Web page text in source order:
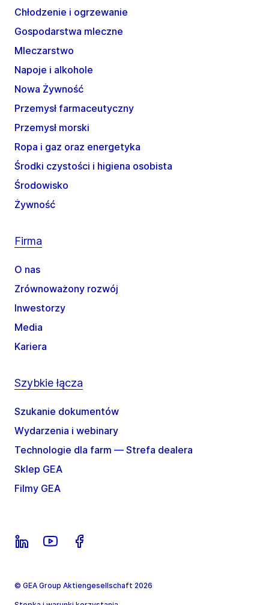
Chłodzenie i ogrzewanie
Gospodarstwa mleczne
Mleczarstwo
Napoje i alkohole
Nowa Żywność
Przemysł farmaceutyczny
Przemysł morski
Ropa i gaz oraz energetyka
Środki czystości i higiena osobista
Środowisko
Żywność
Firma
O nas
Zrównoważony rozwój
Inwestorzy
Media
Kariera
Szybkie łącza
Szukanie dokumentów
Wydarzenia i webinary
Technologie dla farm — Strefa dealera
Sklep GEA
Filmy GEA
© GEA Group Aktiengesellschaft 2026